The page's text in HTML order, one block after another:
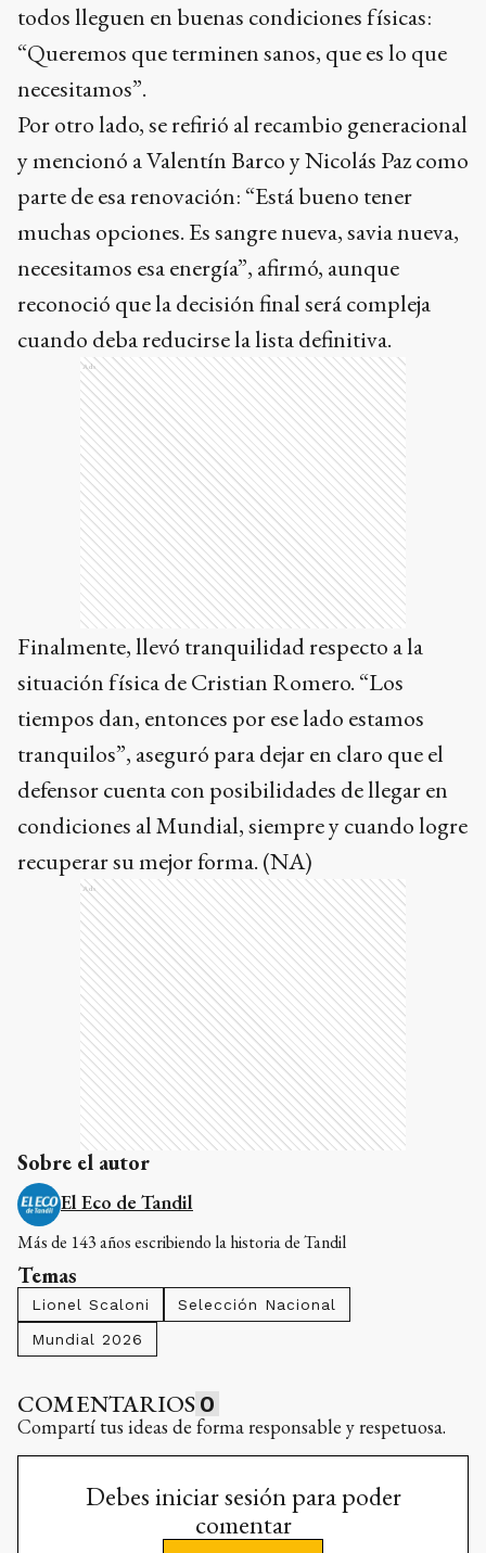
todos lleguen en buenas condiciones físicas:
“Queremos que terminen sanos, que es lo que
necesitamos”.
Por otro lado, se refirió al recambio generacional
y mencionó a Valentín Barco y Nicolás Paz como
parte de esa renovación: “Está bueno tener
muchas opciones. Es sangre nueva, savia nueva,
necesitamos esa energía”, afirmó, aunque
reconoció que la decisión final será compleja
cuando deba reducirse la lista definitiva.
Ads
Finalmente, llevó tranquilidad respecto a la
situación física de Cristian Romero. “Los
tiempos dan, entonces por ese lado estamos
tranquilos”, aseguró para dejar en claro que el
defensor cuenta con posibilidades de llegar en
condiciones al Mundial, siempre y cuando logre
recuperar su mejor forma. (NA)
Ads
Sobre el autor
El Eco de Tandil
Más de 143 años escribiendo la historia de Tandil
Temas
Lionel Scaloni
Selección Nacional
Mundial 2026
COMENTARIOS 0
Compartí tus ideas de forma responsable y respetuosa.
Debes iniciar sesión para poder
comentar